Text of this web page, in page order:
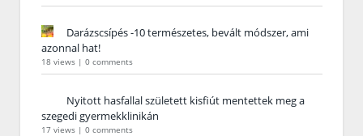
Darázscsípés -10 természetes, bevált módszer, ami
azonnal hat!
18 views | 0 comments
Nyitott hasfallal született kisfiút mentettek meg a
szegedi gyermekklinikán
17 views | 0 comments